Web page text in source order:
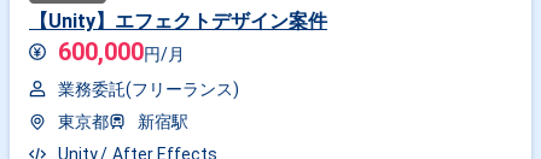
品質管理(QC)を実施 - マスターアセット監査およびファイル管理ワークフ
ローのサポート(ソースファイルの整理、バージョン管理、制作利用可能な
状態の維持) - 複数案件・複数納期が同時進行する環境下での、アセット整
理、バージョン管理、ファイル受け渡し管理 - プロデューサー、プログラ
ムマネージャー、デザイナー、外部パートナーとの連携による、正確かつ
【Unity】エフェクトデザイン案件
600,000円/月
業務委託(フリーランス)
東京都
新宿駅
Unity
After Effects